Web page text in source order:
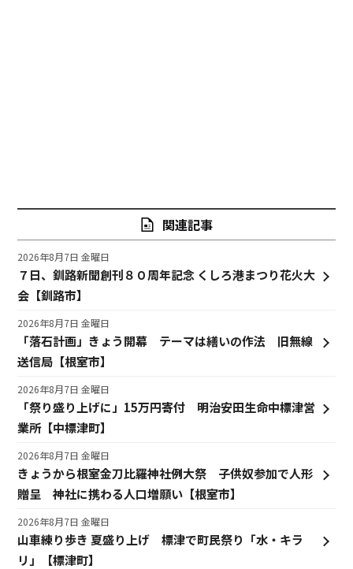
関連記事
７日、釧路新聞創刊８０周年記念 くしろ港まつり花火大
会【釧路市】
2026年8月7日 金曜日
「落石計画」きょう開幕 テーマは繕いの作法 旧無線
送信局【根室市】
2026年8月7日 金曜日
「祭り盛り上げに」15万円寄付 明治安田生命中標津営
業所【中標津町】
2026年8月7日 金曜日
きょうから根室金刀比羅神社例大祭 子供奴参加で人形
贈呈 神社に携わる人口増願い【根室市】
2026年8月7日 金曜日
山車練り歩き 夏盛り上げ 標津で町民祭り「水・キラ
リ」【標津町】
2026年8月7日 金曜日